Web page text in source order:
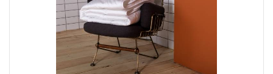
(Австрия)